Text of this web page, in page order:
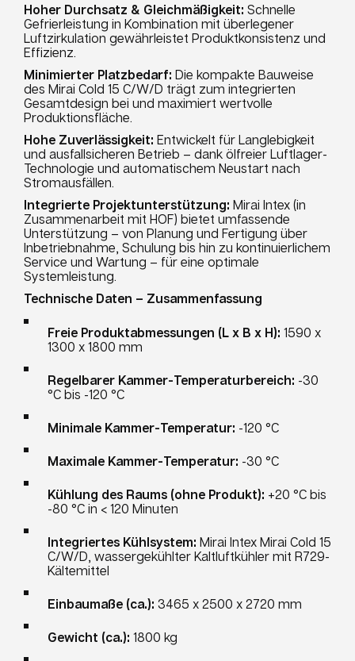
Hoher Durchsatz & Gleichmäßigkeit: Schnelle
Gefrierleistung in Kombination mit überlegener
Luftzirkulation gewährleistet Produktkonsistenz und
Effizienz.
Minimierter Platzbedarf: Die kompakte Bauweise
des Mirai Cold 15 C/W/D trägt zum integrierten
Gesamtdesign bei und maximiert wertvolle
Produktionsfläche.
Hohe Zuverlässigkeit: Entwickelt für Langlebigkeit
und ausfallsicheren Betrieb – dank ölfreier Luftlager-
Technologie und automatischem Neustart nach
Stromausfällen.
Integrierte Projektunterstützung: Mirai Intex (in
Zusammenarbeit mit HOF) bietet umfassende
Unterstützung – von Planung und Fertigung über
Inbetriebnahme, Schulung bis hin zu kontinuierlichem
Service und Wartung – für eine optimale
Systemleistung.
Technische Daten – Zusammenfassung
Freie Produktabmessungen (L x B x H): 1590 x
1300 x 1800 mm
Regelbarer Kammer-Temperaturbereich: -30
°C bis -120 °C
Minimale Kammer-Temperatur: -120 °C
Maximale Kammer-Temperatur: -30 °C
Kühlung des Raums (ohne Produkt): +20 °C bis
-80 °C in < 120 Minuten
Integriertes Kühlsystem: Mirai Intex Mirai Cold 15
C/W/D, wassergekühlter Kaltluftkühler mit R729-
Kältemittel
Einbaumaße (ca.): 3465 x 2500 x 2720 mm
Gewicht (ca.): 1800 kg